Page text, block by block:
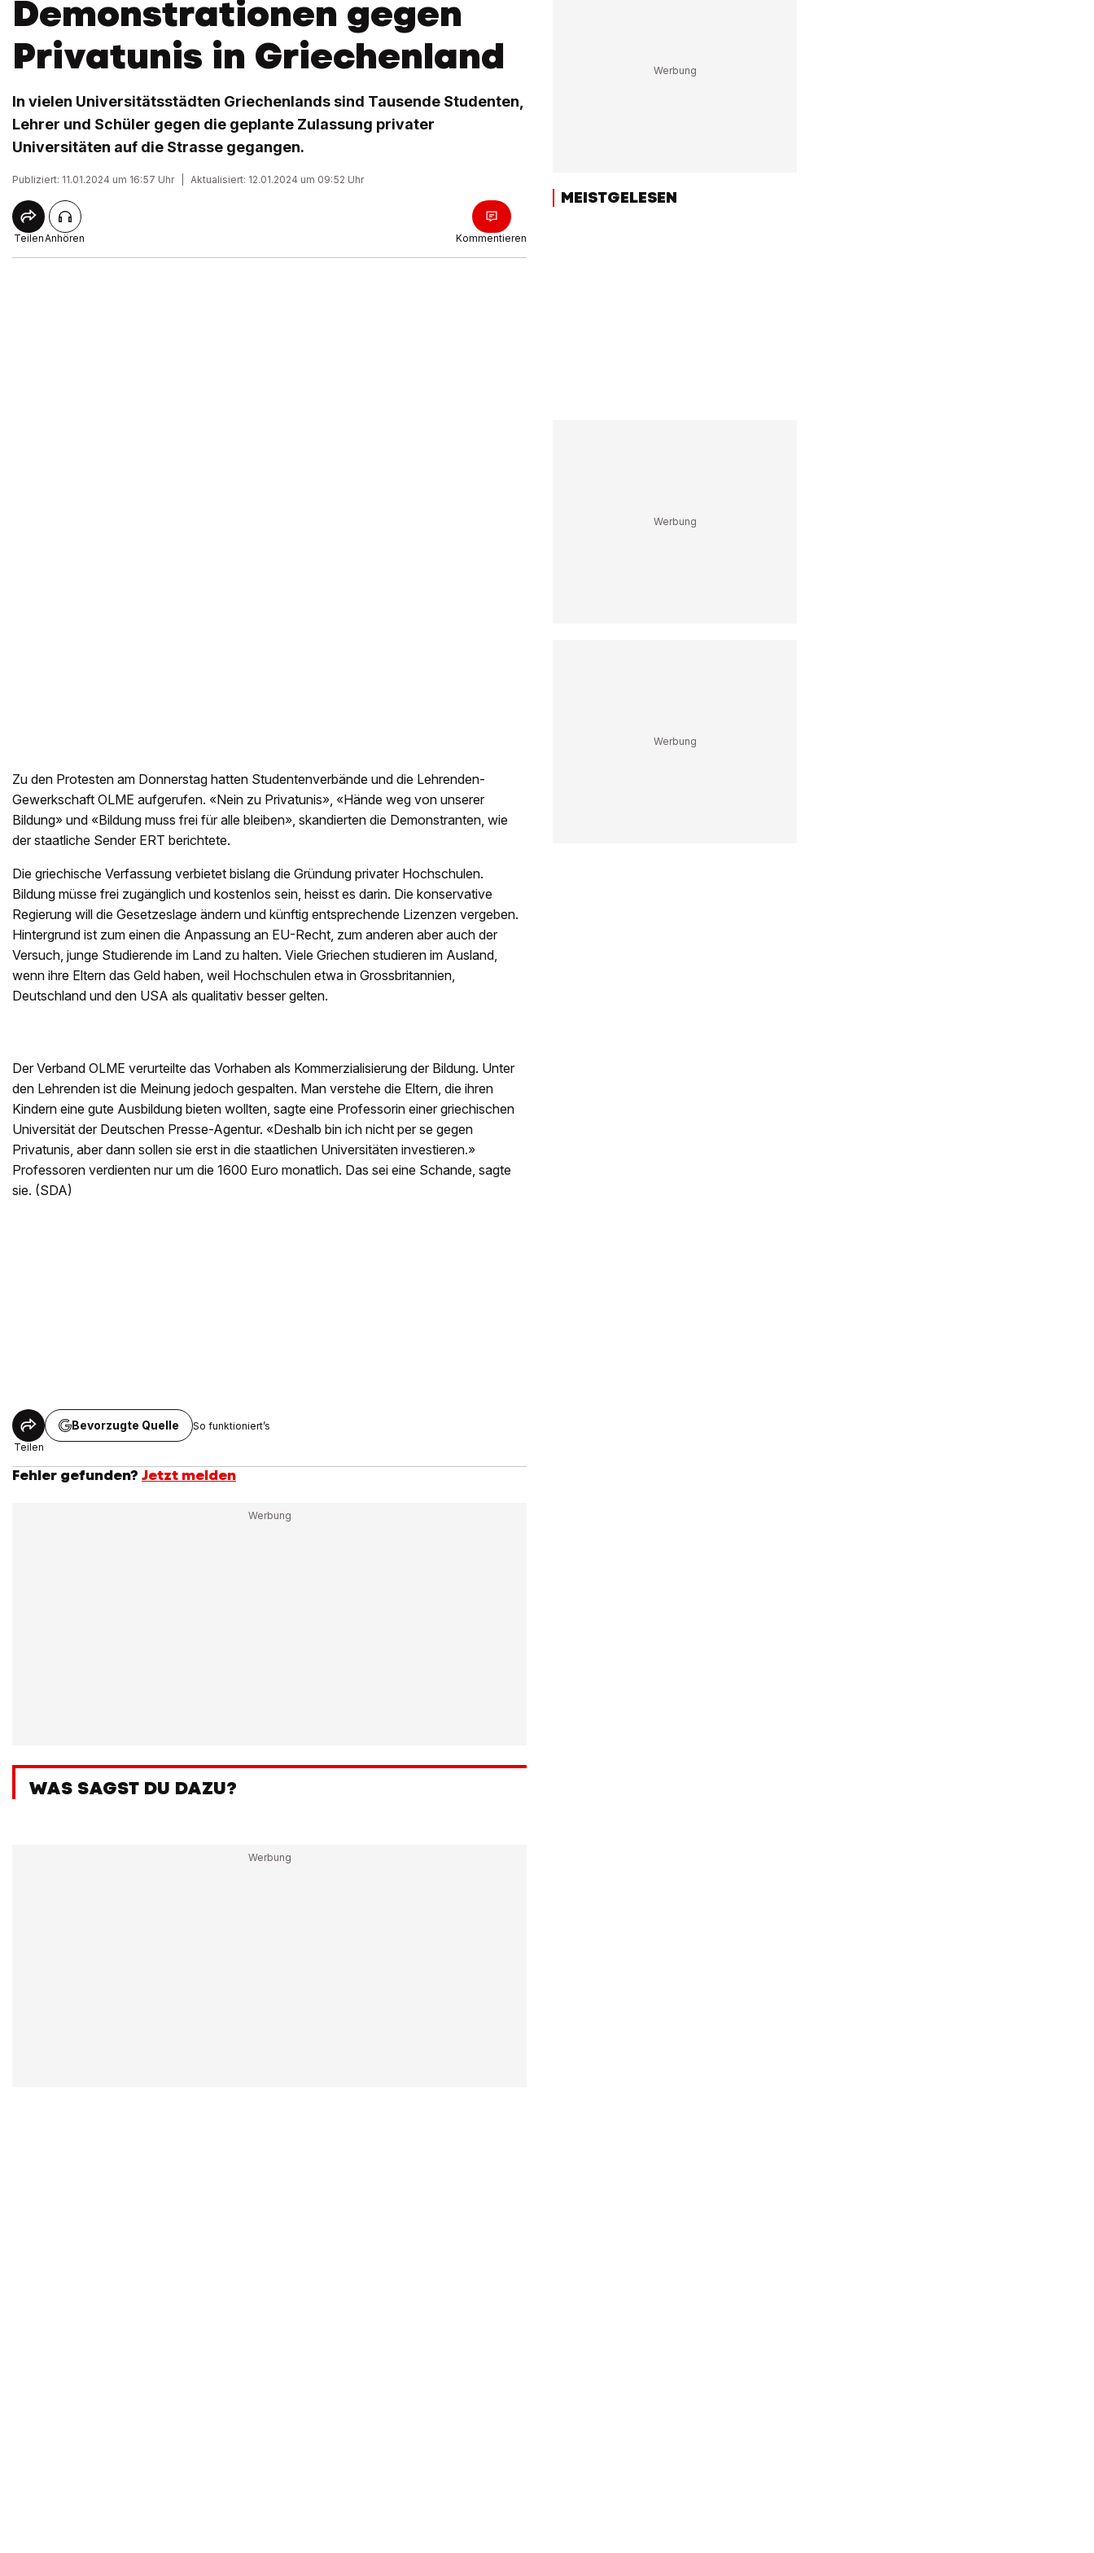
Demonstrationen gegen
Privatunis in Griechenland
In vielen Universitätsstädten Griechenlands sind Tausende Studenten,
Lehrer und Schüler gegen die geplante Zulassung privater
Universitäten auf die Strasse gegangen.
Publiziert: 11.01.2024 um 16:57 Uhr Aktualisiert: 12.01.2024 um 09:52 Uhr
TeilenAnhören Kommentieren
Zu den Protesten am Donnerstag hatten Studentenverbände und die Lehrenden-
Gewerkschaft OLME aufgerufen. «Nein zu Privatunis», «Hände weg von unserer
Bildung» und «Bildung muss frei für alle bleiben», skandierten die Demonstranten, wie
der staatliche Sender ERT berichtete.
Die griechische Verfassung verbietet bislang die Gründung privater Hochschulen.
Bildung müsse frei zugänglich und kostenlos sein, heisst es darin. Die konservative
Regierung will die Gesetzeslage ändern und künftig entsprechende Lizenzen vergeben.
Hintergrund ist zum einen die Anpassung an EU-Recht, zum anderen aber auch der
Versuch, junge Studierende im Land zu halten. Viele Griechen studieren im Ausland,
wenn ihre Eltern das Geld haben, weil Hochschulen etwa in Grossbritannien,
Deutschland und den USA als qualitativ besser gelten.
Der Verband OLME verurteilte das Vorhaben als Kommerzialisierung der Bildung. Unter
den Lehrenden ist die Meinung jedoch gespalten. Man verstehe die Eltern, die ihren
Kindern eine gute Ausbildung bieten wollten, sagte eine Professorin einer griechischen
Universität der Deutschen Presse-Agentur. «Deshalb bin ich nicht per se gegen
Privatunis, aber dann sollen sie erst in die staatlichen Universitäten investieren.»
Professoren verdienten nur um die 1600 Euro monatlich. Das sei eine Schande, sagte
sie. (SDA)
Teilen
Bevorzugte Quelle So funktioniert’s
Fehler gefunden? Jetzt melden
WAS SAGST DU DAZU?
MEISTGELESEN